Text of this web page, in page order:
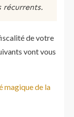
récurrents.
de votre
vont vous
magique de la